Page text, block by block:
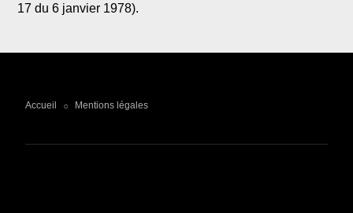
17 du 6 janvier 1978).
Accueil ○ Mentions légales